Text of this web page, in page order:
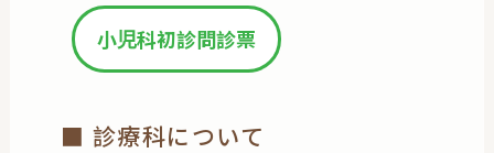
小児科初診問診票
■ 診療科について